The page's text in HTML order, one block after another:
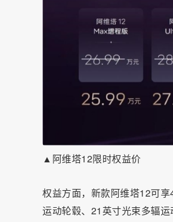
▲阿维塔12限时权益价
权益方面，新款阿维塔12可
运动轮毂、21英寸光束多辐运